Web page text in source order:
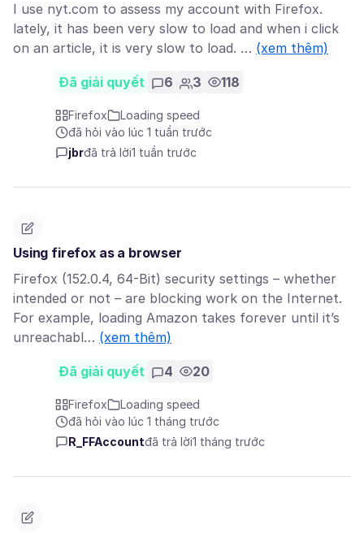
I use nyt.com to assess my account with Firefox.
lately, it has been very slow to load and when i click
on an article, it is very slow to load. … (xem thêm)
Đã giải quyết 6 3 118
Firefox
Loading speed
đã hỏi vào lúc 1 tuần trước
jbrđã trả lời1 tuần trước
Using firefox as a browser
Firefox (152.0.4, 64-Bit) security settings – whether
intended or not – are blocking work on the Internet.
For example, loading Amazon takes forever until it’s
unreachabl… (xem thêm)
Đã giải quyết 4 20
Firefox
Loading speed
đã hỏi vào lúc 1 tháng trước
R_FFAccountđã trả lời1 tháng trước